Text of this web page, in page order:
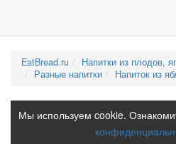
EatBread.ru
Напитки из плодов,
Разные напитки
Напиток из
Мы используем cookie.